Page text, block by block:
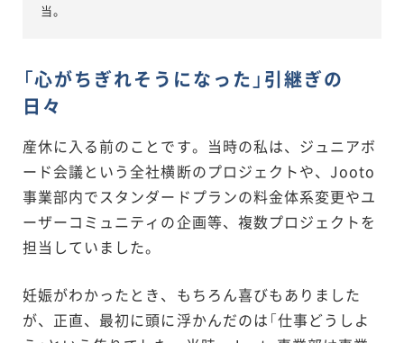
当。
「心がちぎれそうになった」引継ぎの
日々
産休に入る前のことです。当時の私は、ジュニアボ
ード会議という全社横断のプロジェクトや、Jooto
事業部内でスタンダードプランの料金体系変更やユ
ーザーコミュニティの企画等、複数プロジェクトを
担当していました。
妊娠がわかったとき、もちろん喜びもありました
が、正直、最初に頭に浮かんだのは「仕事どうしよ